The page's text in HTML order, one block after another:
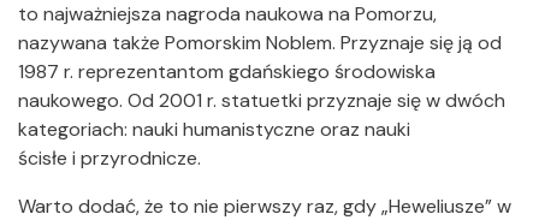
to najważniejsza nagroda naukowa na Pomorzu,
nazywana także Pomorskim Noblem. Przyznaje się ją od
1987 r. reprezentantom gdańskiego środowiska
naukowego. Od 2001 r. statuetki przyznaje się w dwóch
kategoriach: nauki humanistyczne oraz nauki
ścisłe i przyrodnicze.
Warto dodać, że to nie pierwszy raz, gdy „Heweliusze” w